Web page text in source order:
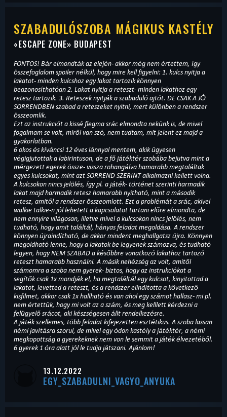
SZABADULÓSZOBA MÁGIKUS KASTÉLY
«ESCAPE ZONE» BUDAPEST
FONTOS! Bár elmondták az elején- akkor még nem értettem, így
összefoglalom spoiler nélkül, hogy mire kell figyelni: 1. kulcs nyitja a
lakatot- minden kulcshoz egy lakat tartozik könnyen
beazonosíthatóan 2. Lakat nyitja a reteszt- minden lakathoz egy
retesz tartozik. 3. Reteszek nyitják a szabaduló ajtót. DE CSAK A JÓ
SORRENDBEN szabad a reteszeket nyitni, mert különben a rendszer
összeomlik.
Ezt az instrukciót a kissé flegma srác elmondta nekünk is, de mivel
fogalmam se volt, miről van szó, nem tudtam, mit jelent ez majd a
gyakorlatban.
6 okos és kíváncsi 12 éves lánnyal mentem, akik ügyesen
végigjutottak a labirintuson, de a fő játéktér szobába bejutva mint a
mérgezett egerek össze- vissza rohangálva hamarabb megtaláltak
egyes kulcsokat, mint azt SORREND SZERINT alkalmazni kellett volna.
A kulcsokon nincs jelölés, így pl. a játék- történet szerinti harmadik
lakat majd harmadik retesz hamarabb nyitható, mint a második
retesz, amitől a rendszer összeomlott. Ezt a problémát a srác, akivel
walkie talkie-n jól lehetett a kapcsolatot tartani előre elmondta, de
nem ennyire világosan, illetve mivel a kulcsokon nincs jelölés, nem
tudható, hogy amit találtál, hányas feladat megoldása. A rendszer
könnyen újraindítható, de akkor mindent meghallgatsz újra. Könnyen
megoldható lenne, hogy a lakatok be legyenek számozva, és tudható
legyen, hogy NEM SZABAD a későbbre vonatkozó lakathoz tartozó
reteszt hamarabb használni. A másik nehézség az volt, amitől
számomra a szoba nem gyerek- biztos, hogy az instrukciókat a
segítők csak 1x mondják el, ha megtaláltál egy kulcsot, kinyitottad a
lakatot, levetted a reteszt, és a rendszer elindította a következő
kisfilmet, akkor csak 1x hallható és van ahol egy számot hallasz- mi pl.
nem értettük, hogy mi volt az a szám, és meg kelllett kérdezni a
felügyelő srácot, aki készségesen állt rendelkezésre.
A játék szellemes, több feladat kifejezetten esztétikus. A szoba lassan
némi javításra szorul, de mivel egy ódon kastély a játéktér, a némi
megkopottság a gyerekeknek nem von le semmit a játék élvezetéből.
6 gyerek 1 óra alatt jól le tudja játszani. Ajánlom!
13.12.2022
EGY_SZABADULNI_VAGYO_ANYUKA